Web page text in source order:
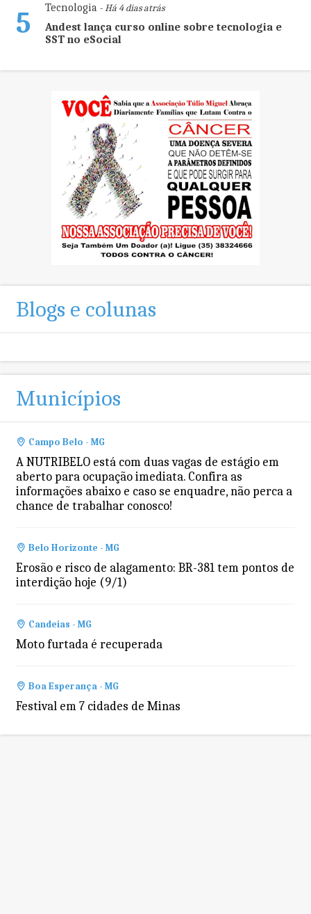
5 Tecnologia- Há 4 dias atrás
Andest lança curso online sobre tecnologia e
SST no eSocial
Blogs e colunas
Municípios
Campo Belo - MG
A NUTRIBELO está com duas vagas de estágio em
aberto para ocupação imediata. Confira as
informações abaixo e caso se enquadre, não perca a
chance de trabalhar conosco!
Belo Horizonte - MG
Erosão e risco de alagamento: BR-381 tem pontos de
interdição hoje (9/1)
Candeias - MG
Moto furtada é recuperada
Boa Esperança - MG
Festival em 7 cidades de Minas